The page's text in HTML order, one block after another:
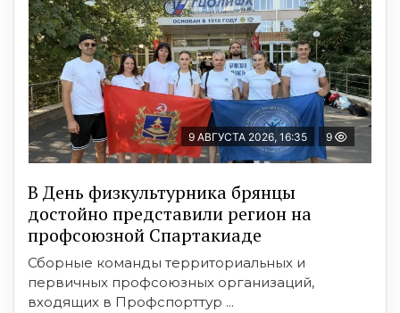
9 АВГУСТА 2026, 16:35 9
В День физкультурника брянцы
достойно представили регион на
профсоюзной Спартакиаде
Сборные команды территориальных и
первичных профсоюзных организаций,
входящих в Профспорттур ...